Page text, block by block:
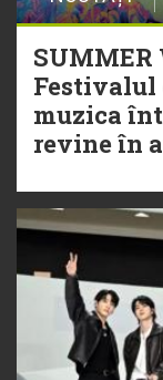
SUMMER
Festivalul
muzica
revine în